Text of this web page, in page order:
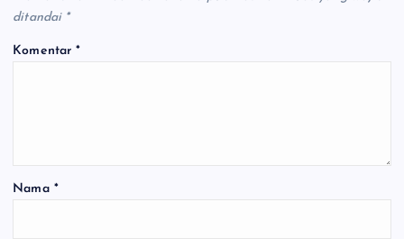
ditandai *
Komentar*
Nama *